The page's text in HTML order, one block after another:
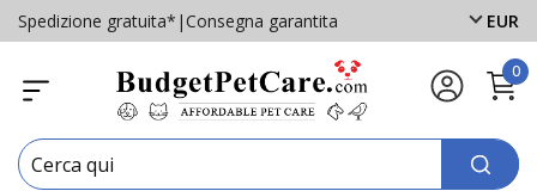
Spedizione gratuita* |Consegna garantita EUR
0